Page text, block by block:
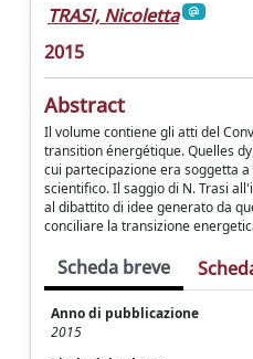
TRASI, Nicoletta
2015
Abstract
Il volume contiene gli atti del
transition énergétique. Quelles
cui partecipazione era soggetta
scientifico. Il saggio di N. Trasi
al dibattito di idee generato da
conciliare la transizione
Scheda breve
Anno di pubblicazione
2015